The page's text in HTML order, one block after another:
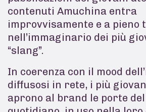
contenuti Amuchina entra
improvvisamente e a pieno
nell’immaginario dei più
“slang”.
In coerenza con il mood
diffusosi in rete, i più
aprono al brand le porte